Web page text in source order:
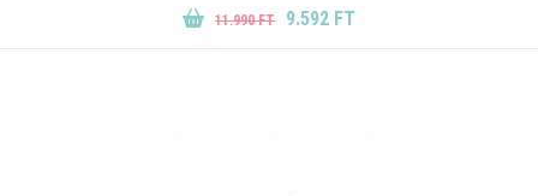
11.990 FT 9.592 FT